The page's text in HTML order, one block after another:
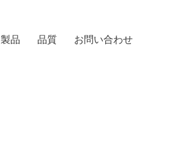
製品 品質 お問い合わせ